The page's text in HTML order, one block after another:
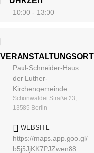
10:00 - 13:00
VERANSTALTUNGSORT
Paul-Schneider-Haus
der Luther-
Kirchengemeinde
Schönwalder Straße 23,
13585 Berlin
WEBSITE
https://maps.app.goo.gl/
b5j5JjKK7PJZwen88